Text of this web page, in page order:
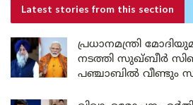
Latest stories from this section
പ്രധാനമന്ത്രി
നടത്തി സുഖ്ബീർ
പഞ്ചാബിൽ വീണ്ടും